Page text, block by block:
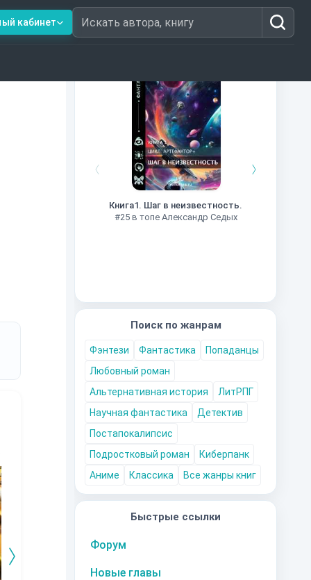
кабинет Искать автора, книгу
Книги из топ-100
Книга1. Шаг в неизвестность.
#25 в топе Александр Седых
Поиск по жанрам
Фэнтези Фантастика
Попаданцы
Любовный роман
Альтернативная история
ЛитРПГ
Научная фантастика
Детектив
Постапокалипсис
Подростковый роман
Киберпанк
Аниме
Классика Все жанры книг
Быстрые ссылки
Форум
Новые главы
10 за часть 10 за часть